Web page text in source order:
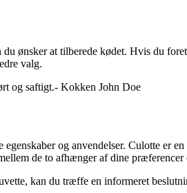
ønsker at tilberede kødet. Hvis du
valg.
og saftigt.- Kokken John Doe
og anvendelser. Culotte er
de to afhænger af dine præferencer
kan du træffe en informeret